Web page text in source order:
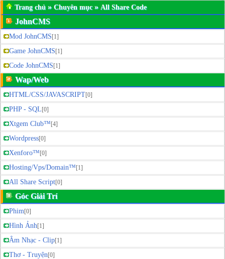
Trang chủ » Chuyên mục» All Share Code
JohnCMS
Mod JohnCMS [1]
Game JohnCMS [1]
Code JohnCMS [1]
Wap/Web
HTML/CSS/JAVASCRIPT[0]
PHP - SQL [0]
Xtgem Club™ [4]
Wordpress[0]
Xenforo™ [0]
Hosting/Vps/Domain™ [1]
All Share Script[0]
Góc Giải Trí
Phim[0]
Hình Ảnh[1]
Âm Nhạc - Clip[1]
Thơ - Truyện[0]